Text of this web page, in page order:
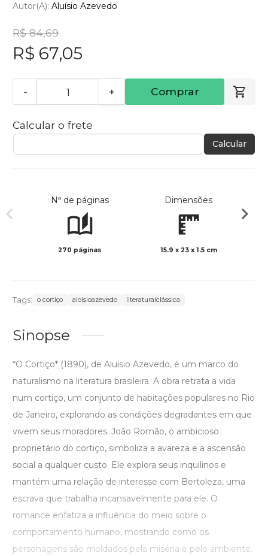
Autor(a): Aluísio Azevedo
R$ 84,69
R$ 67,05
- + Comprar
Calcular o frete
Calcular
Nº de páginas
270 páginas
Dimensões
15.9 x 23 x 1.5 cm
Tags: o cortiço aloísioazevedo literaturalclássica
Sinopse
*O Cortiço* (1890), de Aluísio Azevedo, é um marco do
naturalismo na literatura brasileira. A obra retrata a vida
num cortiço, um conjunto de habitações populares no Rio
de Janeiro, explorando as condições degradantes em que
vivem seus moradores. João Romão, o ambicioso
proprietário do cortiço, simboliza a avareza e a ascensão
social a qualquer custo. Ele explora seus inquilinos e
mantém uma relação de interesse com Bertoleza, uma
escrava que trabalha incansavelmente para ele. O
romance enfatiza a influência do meio sobre o
comportamento humano, mostrando como os
personagens são moldados pela miséria e pelo ambiente.